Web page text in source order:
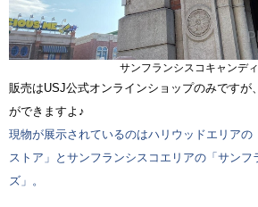
サンフランシスコキャンデ
販売はUSJ公式オンラインショップのみですが
ができますよ♪
現物が展示されているのはハリウッドエリアの
ストア」とサンフランシスコエリアの「サンフ
ズ」。